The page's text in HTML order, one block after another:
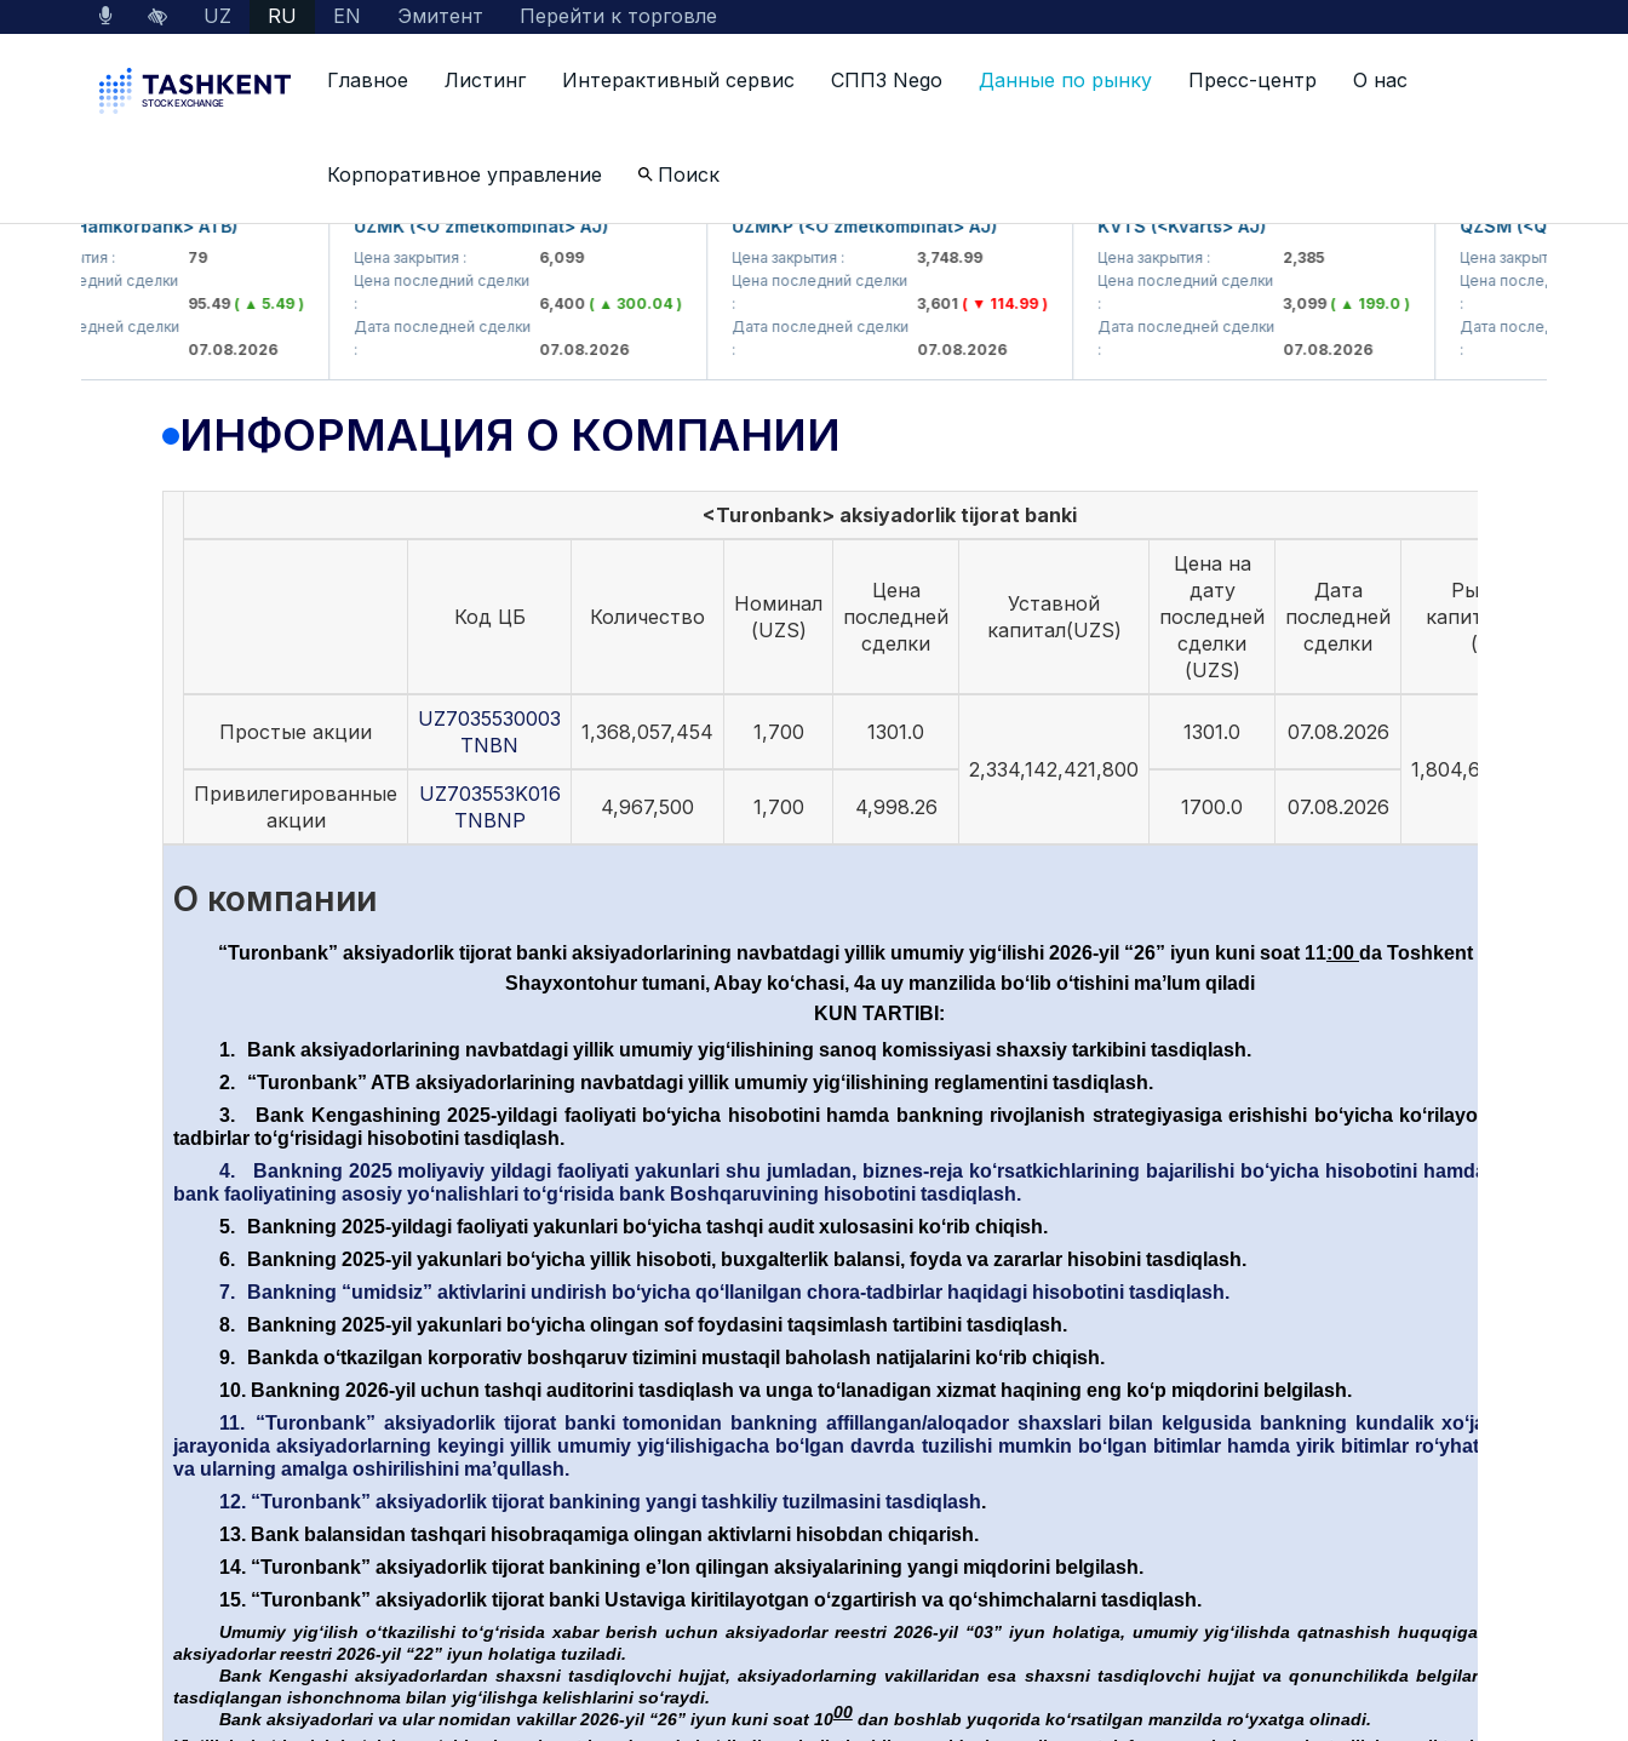
UZ RU EN Эмитент Перейти к торговле
Главное Листинг Интерактивный сервис СППЗ Nego Данные по рынку Пресс-центр О нас
Корпоративное управление Поиск
Информация о компании
(<Hamkorbank> ATB)
сделки
95.49( ▲ 5.49 )
сделки
07.08.2026
UZMK (<O'zmetkombinat> AJ)
Цена закрытия :
6,099
Цена последний сделки
6,400( ▲ 300.04 )
Дата последней сделки
07.08.2026
UZMKP (<O'zmetkombinat> AJ)
Цена закрытия :
3,748.99
Цена последний сделки
3,601( ▼ 114.99 )
Дата последней сделки
07.08.2026
KVTS (<Kvarts> AJ)
Цена закрытия :
Цена последний сделки
3,099( ▲ 199.0 )
Дата последней сделки
07.08.2026
QZSM
Цена закрытия :
Цена последний сделки
Дата последней сделки
ИНФОРМАЦИЯ О КОМПАНИИ
<Turonbank> aksiyadorlik tijorat banki
Код ЦБ Количество
Номинал
(UZS)
Цена
последней
сделки
Уставной
капитал(UZS)
Цена на
дату
последней
сделки
(UZS)
Дата
последней
сделки
Рыночная
капитализация
(UZS)
Простые акции
UZ7035530003
TNBN
1,368,057,454 1,700
1301.0
2,334,142,421,800
1301.0
07.08.2026
1,804,671,604,204
Привилегированные
акции
UZ703553K016
TNBNP
4,967,500 1,700 4,998.26 1700.0 07.08.2026
О компании
“Turonbank” aksiyadorlik tijorat banki aksiyadorlarining navbatdagi yillik umumiy yigʻilishi 2026-yil “26” iyun kuni soat 11:00 da Toshkent shahri,
Shayxontohur tumani, Abay koʻchasi, 4a uy manzilida boʻlib oʻtishini maʼlum qiladi
KUN TARTIBI:
1.
Bank aksiyadorlarining navbatdagi yillik umumiy yigʻilishining sanoq komissiyasi shaxsiy tarkibini tasdiqlash.
2.
“Turonbank” ATB aksiyadorlarining navbatdagi yillik umumiy yigʻilishining reglamentini tasdiqlash.
3.
Bank Kengashining 2025-yildagi faoliyati boʻyicha hisobotini hamda bankning rivojlanish strategiyasiga erishishi boʻyicha koʻrilayotgan chora-
tadbirlar toʻgʻrisidagi hisobotini tasdiqlash.
4.
Bankning 2025 moliyaviy yildagi faoliyati yakunlari shu jumladan, biznes-reja ko‘rsatkichlarining bajarilishi bo‘yicha hisobotini hamda 2026-yilda
bank faoliyatining asosiy yoʻnalishlari toʻgʻrisida bank Boshqaruvining hisobotini tasdiqlash.
5.
Bankning 2025-yildagi faoliyati yakunlari boʻyicha tashqi audit xulosasini koʻrib chiqish.
6.
Bankning 2025-yil yakunlari boʻyicha yillik hisoboti, buxgalterlik balansi, foyda va zararlar hisobini tasdiqlash.
7.
Bankning “umidsiz” aktivlarini undirish boʻyicha qoʻllanilgan chora-tadbirlar haqidagi hisobotini tasdiqlash.
8.
Bankning 2025-yil yakunlari boʻyicha olingan sof foydasini taqsimlash tartibini tasdiqlash.
9.
Bankda oʻtkazilgan korporativ boshqaruv tizimini mustaqil baholash natijalarini koʻrib chiqish.
10. Bankning 2026-yil uchun tashqi auditorini tasdiqlash va unga toʻlanadigan xizmat haqining eng koʻp miqdorini belgilash.
11.
“Turonbank” aksiyadorlik tijorat banki tomonidan bankning affillangan/aloqador shaxslari bilan kelgusida bankning kundalik xoʻjalik faoliyati
jarayonida aksiyadorlarning keyingi yillik umumiy yigʻilishigacha boʻlgan davrda tuzilishi mumkin boʻlgan bitimlar hamda yirik bitimlar roʻyhatini aniqlash
va ularning amalga oshirilishini maʼqullash.
12. “Turonbank” aksiyadorlik tijorat bankining yangi tashkiliy tuzilmasini tasdiqlash.
13. Bank balansidan tashqari hisobraqamiga olingan aktivlarni hisobdan chiqarish.
14. “Turonbank” aksiyadorlik tijorat bankining e’lon qilingan aksiyalarining yangi miqdorini belgilash.
15. “Turonbank” aksiyadorlik tijorat banki Ustaviga kiritilayotgan oʻzgartirish va qoʻshimchalarni tasdiqlash.
Umumiy yigʻilish oʻtkazilishi toʻgʻrisida xabar berish uchun aksiyadorlar reestri 2026-yil “03” iyun holatiga, umumiy yigʻilishda qatnashish huquqiga ega boʻlgan
aksiyadorlar reestri 2026-yil “22” iyun holatiga tuziladi.
Bank Kengashi aksiyadorlardan shaxsni tasdiqlovchi hujjat, aksiyadorlarning vakillaridan esa shaxsni tasdiqlovchi hujjat va qonunchilikda belgilangan tartibda
tasdiqlangan ishonchnoma bilan yigʻilishga kelishlarini soʻraydi.
Bank aksiyadorlari va ular nomidan vakillar 2026-yil “26” iyun kuni soat 1000dan boshlab yuqorida koʻrsatilgan manzilda roʻyxatga olinadi.